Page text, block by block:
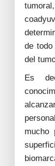
de
del
Es
mucho